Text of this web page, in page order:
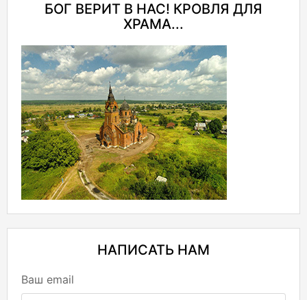
БОГ ВЕРИТ В НАС! КРОВЛЯ ДЛЯ
ХРАМА...
НАПИСАТЬ НАМ
Ваш email